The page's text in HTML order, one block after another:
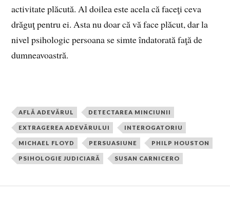
activitate plăcută. Al doilea este acela că faceţi ceva
drăguţ pentru ei. Asta nu doar că vă face plăcut, dar la
nivel psihologic persoana se simte îndatorată faţă de
dumneavoastră.
AFLĂ ADEVĂRUL DETECTAREA MINCIUNII
EXTRAGEREA ADEVĂRULUI INTEROGATORIU
MICHAEL FLOYD PERSUASIUNE PHILP HOUSTON
PSIHOLOGIE JUDICIARĂ SUSAN CARNICERO